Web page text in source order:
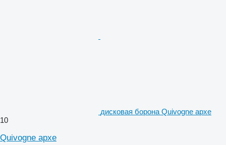
дисковая борона Quivogne apxe
10
Quivogne apxe